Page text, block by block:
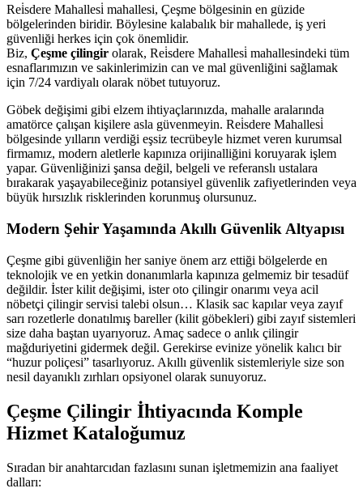
Rei̇sdere Mahallesi̇ mahallesi, Çeşme bölgesinin en güzide
bölgelerinden biridir. Böylesine kalabalık bir mahallede, iş yeri
güvenliği herkes için çok önemlidir.
Biz, Çeşme çilingir olarak, Rei̇sdere Mahallesi̇ mahallesindeki tüm
esnaflarımızın ve sakinlerimizin can ve mal güvenliğini sağlamak
için 7/24 vardiyalı olarak nöbet tutuyoruz.
Göbek değişimi gibi elzem ihtiyaçlarınızda, mahalle aralarında
amatörce çalışan kişilere asla güvenmeyin. Rei̇sdere Mahallesi̇
bölgesinde yılların verdiği eşsiz tecrübeyle hizmet veren kurumsal
firmamız, modern aletlerle kapınıza orijinalliğini koruyarak işlem
yapar. Güvenliğinizi şansa değil, belgeli ve referanslı ustalara
bırakarak yaşayabileceğiniz potansiyel güvenlik zafiyetlerinden veya
büyük hırsızlık risklerinden korunmuş olursunuz.
Modern Şehir Yaşamında Akıllı Güvenlik Altyapısı
Çeşme gibi güvenliğin her saniye önem arz ettiği bölgelerde en
teknolojik ve en yetkin donanımlarla kapınıza gelmemiz bir tesadüf
değildir. İster kilit değişimi, ister oto çilingir onarımı veya acil
nöbetçi çilingir servisi talebi olsun… Klasik sac kapılar veya zayıf
sarı rozetlerle donatılmış bareller (kilit göbekleri) gibi zayıf sistemleri
size daha baştan uyarıyoruz. Amaç sadece o anlık çilingir
mağduriyetini gidermek değil. Gerekirse evinize yönelik kalıcı bir
“huzur poliçesi” tasarlıyoruz. Akıllı güvenlik sistemleriyle size son
nesil dayanıklı zırhları opsiyonel olarak sunuyoruz.
Çeşme Çilingir İhtiyacında Komple
Hizmet Kataloğumuz
Sıradan bir anahtarcıdan fazlasını sunan işletmemizin ana faaliyet
dalları: